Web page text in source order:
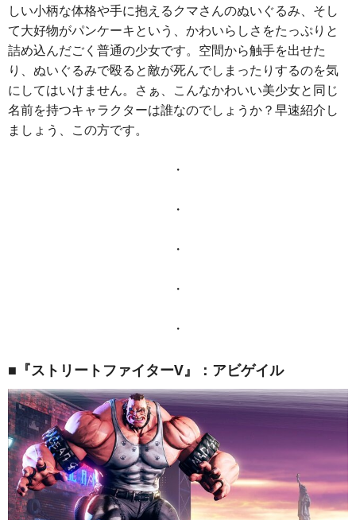
しい小柄な体格や手に抱えるクマさんのぬいぐるみ、そし
て大好物がパンケーキという、かわいらしさをたっぷりと
詰め込んだごく普通の少女です。空間から触手を出せた
り、ぬいぐるみで殴ると敵が死んでしまったりするのを気
にしてはいけません。さぁ、こんなかわいい美少女と同じ
名前を持つキャラクターは誰なのでしょうか？早速紹介し
ましょう、この方です。
・
・
・
・
・
■『ストリートファイターV』：アビゲイル